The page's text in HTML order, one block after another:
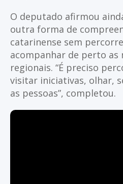
O deputado afirmou
outra forma de
catarinense sem
acompanhar de perto as
regionais. “É preciso
visitar iniciativas, olhar,
as pessoas”, completou.